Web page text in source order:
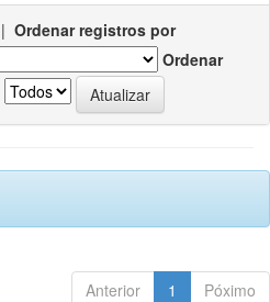
| Ordenar registros por
Ordenar
Anterior 1 Póximo